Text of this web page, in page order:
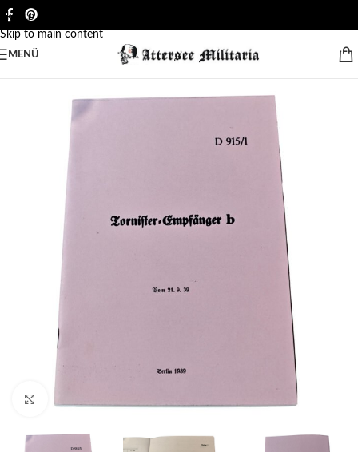
Skip to navigation
Skip to main content
MENÜ